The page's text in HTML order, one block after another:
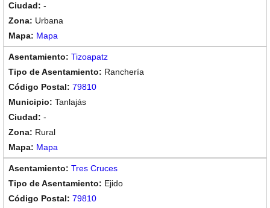
-
Urbana
Mapa
Tizoapatz
Ranchería
79810
Tanlajás
-
Rural
Mapa
Tres Cruces
Ejido
79810